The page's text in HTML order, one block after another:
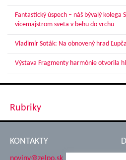
Fantastický úspech – náš bývalý kolega
vicemajstrom sveta v behu do vrchu
Vladimír Soták: Na obnovený hrad
Výstava Fragmenty harmónie otvorila
Rubriky
KONTAKTY